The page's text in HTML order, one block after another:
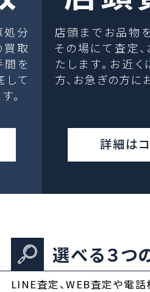
処分
取
間を
して
。
店頭までお品物
その場にて査定
たします。お近
方、お急ぎの方に
詳細は
選べる３つ
LINE査定、WEB査定や電話